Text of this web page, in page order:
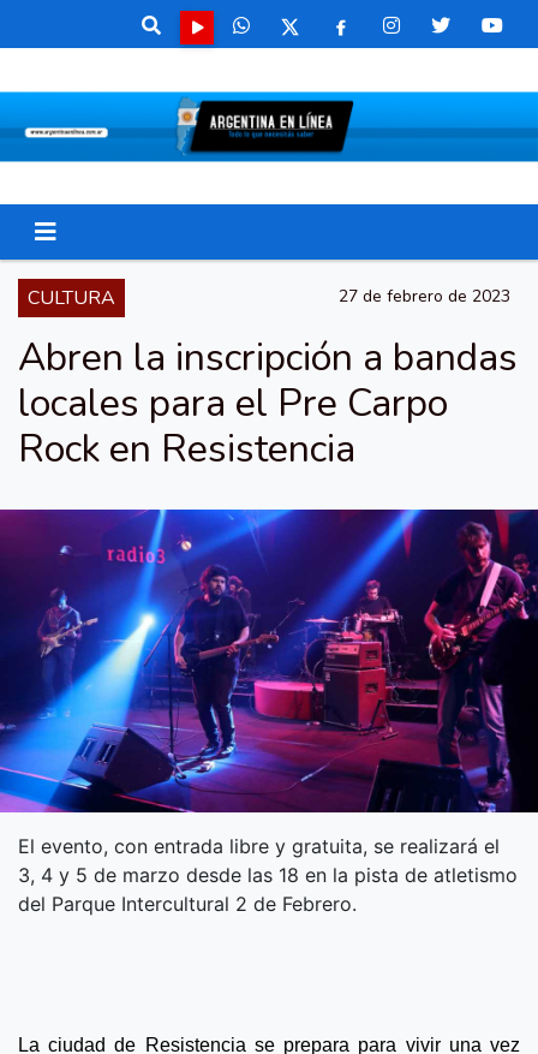
CULTURA 27 de febrero de 2023
Abren la inscripción a bandas
locales para el Pre Carpo
Rock en Resistencia
El evento, con entrada libre y gratuita, se realizará el
3, 4 y 5 de marzo desde las 18 en la pista de atletismo
del Parque Intercultural 2 de Febrero.
La ciudad de Resistencia se prepara para vivir una vez